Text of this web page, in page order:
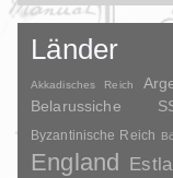
Länder
Akkadisches Reich
Belarussiche
Byzantinische Reich
England